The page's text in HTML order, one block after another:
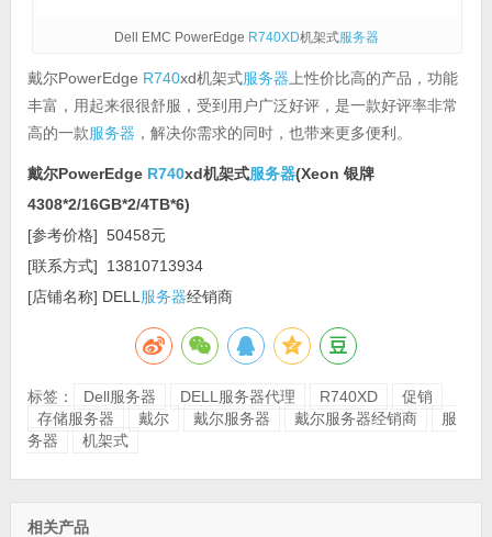
Dell EMC PowerEdge R740XD机架式服务器
戴尔PowerEdge R740xd机架式服务器 上性价比高的产品，功能
丰富，用起来很很舒服，受到用户广泛好评，是一款好评率非常
高的一款服务器 ，解决你需求的同时，也带来更多便利。
戴尔PowerEdge R740xd机架式服务器(Xeon 银牌
4308*2/16GB*2/4TB*6)
[参考价格] 50458元
[联系方式] 13810713934
[店铺名称] DELL 服务器经销商
标签： Dell服务器 DELL服务器代理 R740XD
促销
存储服务器
戴尔 戴尔服务器 戴尔服务器经销商
服
务器
机架式
相关产品